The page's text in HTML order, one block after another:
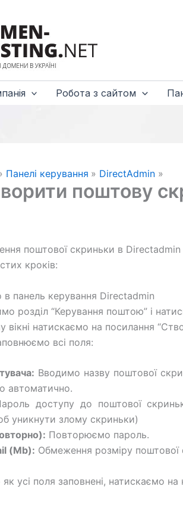
Робота з сайтом
Панелі керування DirectAdmin
поштову
поштової скриньки в Directadmin
кроків:
в панель керування Directadmin
розділ “Керування поштою” і
вікні натискаємо на посилання
всі поля:
Вводимо назву поштової
автоматично.
доступу до поштової
уникнути злому скриньки)
Повторюємо пароль.
(Mb): Обмеження розміру поштової
як усі поля заповнені, натискаємо на